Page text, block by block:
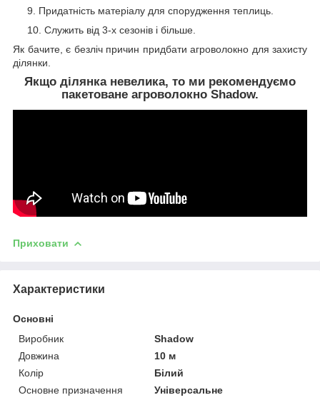
Придатність матеріалу для спорудження теплиць.
Служить від 3-х сезонів і більше.
Як бачите, є безліч причин придбати агроволокно для захисту
ділянки.
Якщо ділянка невелика, то ми рекомендуємо
пакетоване агроволокно Shadow.
Приховати
Характеристики
Основні
Виробник
Shadow
Довжина
10 м
Колір
Білий
Основне призначення
Універсальне